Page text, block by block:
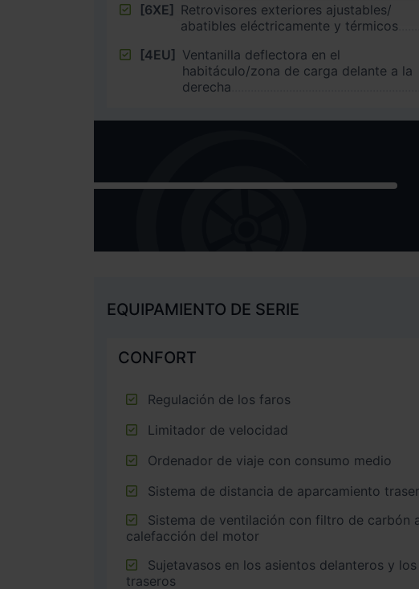
[6XE] Retrovisores exteriores ajustables/
abatibles eléctricamente y térmicos
[4EU] Ventanilla deflectora en el
habitáculo/zona de carga delante a la
derecha
EQUIPAMIENTO DE SERIE
CONFORT
Regulación de los faros
Limitador de velocidad
Ordenador de viaje con consumo medio
Sistema de distancia de aparcamiento
calefacción del motor
traseros